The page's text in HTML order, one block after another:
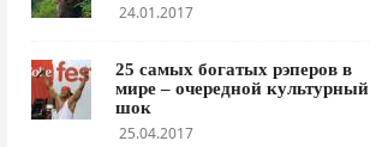
24.01.2017
25 самых богатых рэперов в
мире – очередной культурный
шок
25.04.2017